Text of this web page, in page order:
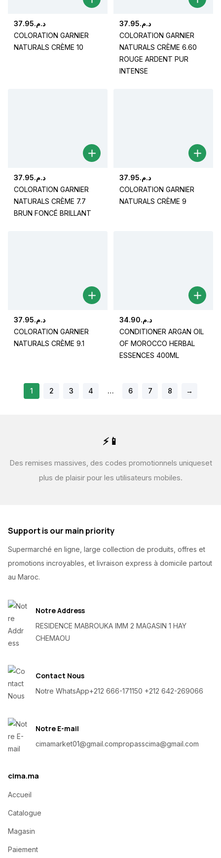
د.م.37.95
COLORATION GARNIER
NATURALS CRÈME 10
د.م.37.95
COLORATION GARNIER
NATURALS CRÈME 6.60
ROUGE ARDENT PUR
INTENSE
د.م.37.95
COLORATION GARNIER
NATURALS CRÈME 7.7
BRUN FONCÉ BRILLANT
د.م.37.95
COLORATION GARNIER
NATURALS CRÈME 9
د.م.37.95
COLORATION GARNIER
NATURALS CRÈME 9.1
د.م.34.90
CONDITIONER ARGAN OIL
OF MOROCCO HERBAL
ESSENCES 400ML
1 2 3 4 … 6 7 8 →
⚡📱
Des remises massives, des codes promotionnels uniqueset
plus de plaisir pour les utilisateurs mobiles.
Support is our main priority
Supermarché en ligne, large collection de produits, offres et
promotions incroyables, et livraison express à domicile partout
au Maroc.
Notre Address
RESIDENCE MABROUKA IMM 2 MAGASIN 1 HAY
CHEMAOU
Contact Nous
Notre WhatsApp+212 666-171150 +212 642-269066
Notre E-mail
cimamarket01@gmail.compropasscima@gmail.com
cima.ma
Accueil
Catalogue
Magasin
Paiement